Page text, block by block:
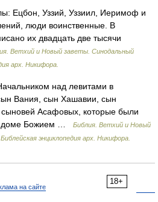
Ецбон, Уззий, Уззиил, Иеримоф и
люди воинственные. В
их двадцать две тысячи
Ветхий и Новый заветы. Синодальный
арх. Никифора.
над левитами в
Вания, сын Хашавии, сын
Асафовых, которые были
доме Божием …
Библия. Ветхий и Новый
энциклопедия арх. Никифора.
18+
на сайте